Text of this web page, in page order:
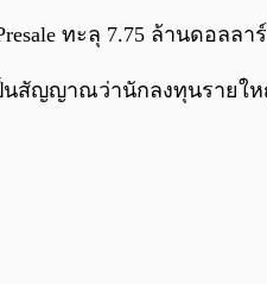
ทะลุ 7.75 ล้านดอลล
นสัญญาณว่านักลงทุนรายใ